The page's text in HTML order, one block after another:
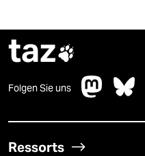
taz
Folgen Sie uns
Ressorts